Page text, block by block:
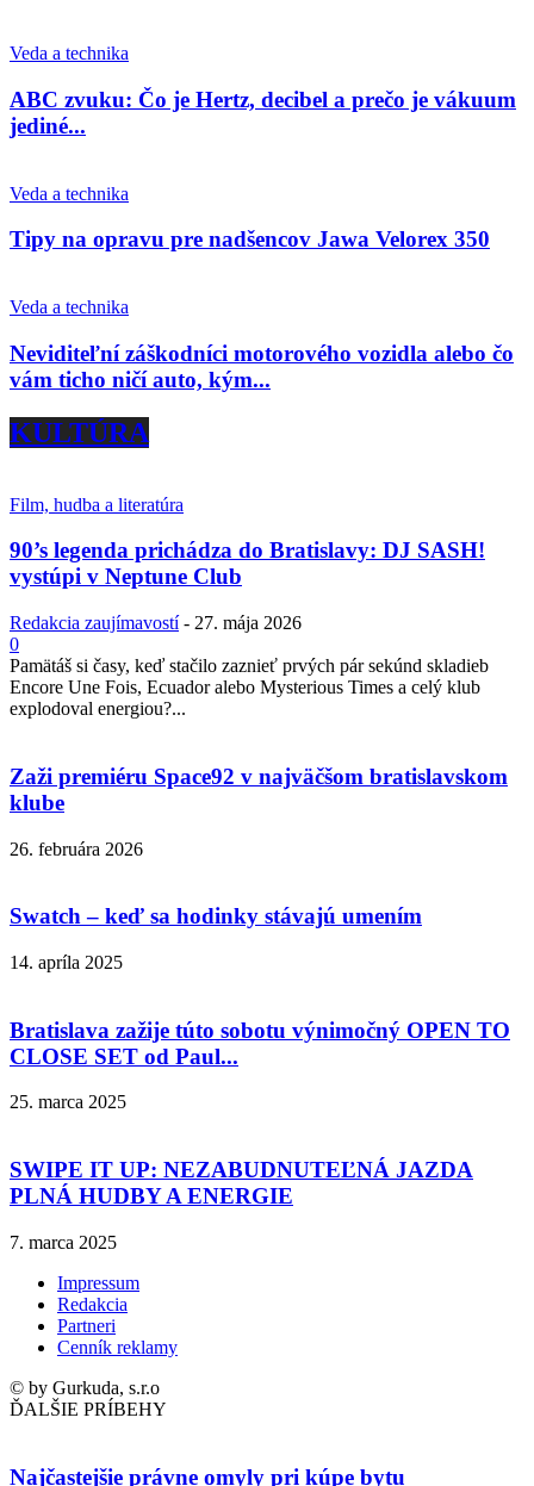
Veda a technika
ABC zvuku: Čo je Hertz, decibel a prečo je vákuum
jediné...
Veda a technika
Tipy na opravu pre nadšencov Jawa Velorex 350
Veda a technika
Neviditeľní záškodníci motorového vozidla alebo čo
vám ticho ničí auto, kým...
KULTÚRA
Film, hudba a literatúra
90’s legenda prichádza do Bratislavy: DJ SASH!
vystúpi v Neptune Club
Redakcia zaujímavostí - 27. mája 2026
0
Pamätáš si časy, keď stačilo zaznieť prvých pár sekúnd skladieb
Encore Une Fois, Ecuador alebo Mysterious Times a celý klub
explodoval energiou?...
Zaži premiéru Space92 v najväčšom bratislavskom
klube
26. februára 2026
Swatch – keď sa hodinky stávajú umením
14. apríla 2025
Bratislava zažije túto sobotu výnimočný OPEN TO
CLOSE SET od Paul...
25. marca 2025
SWIPE IT UP: NEZABUDNUTEĽNÁ JAZDA
PLNÁ HUDBY A ENERGIE
7. marca 2025
Impressum
Redakcia
Partneri
Cenník reklamy
© by Gurkuda, s.r.o
ĎALŠIE PRÍBEHY
Najčastejšie právne omyly pri kúpe bytu